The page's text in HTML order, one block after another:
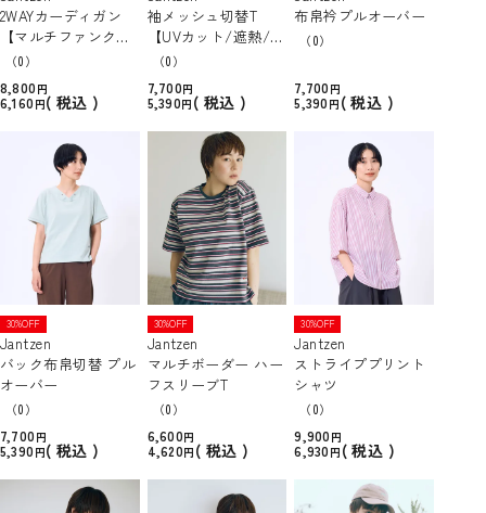
2WAYカーディガン
【マルチファンクシ
ョン】 【UVカット/
冷感】
（0）
8,800
6,160
税込
袖メッシュ切替T
【UVカット/遮熱/吸
水速乾/接触冷感】
（0）
7,700
5,390
税込
布帛衿プルオーバー
（0）
7,700
5,390
税込
30%OFF
Jantzen
バック布帛切替 プル
オーバー
（0）
7,700
5,390
税込
30%OFF
Jantzen
マルチボーダー ハー
フスリーブT
（0）
6,600
4,620
税込
30%OFF
Jantzen
ストライププリント
シャツ
（0）
9,900
6,930
税込